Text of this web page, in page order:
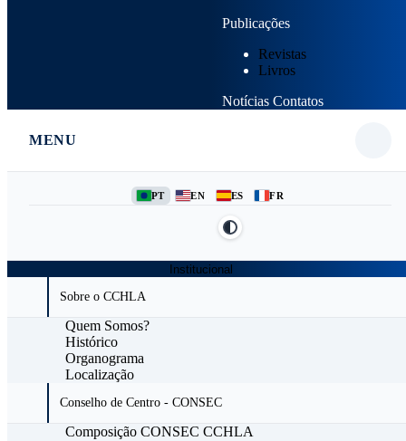
Publicações
Revistas
Livros
Notícias Contatos
MENU
PT EN ES FR
Institucional
Sobre o CCHLA
Quem Somos?
Histórico
Organograma
Localização
Conselho de Centro - CONSEC
Composição CONSEC CCHLA